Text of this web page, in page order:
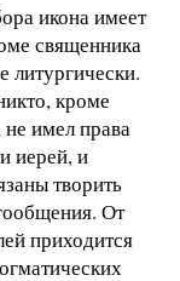
икона имеет
священника
литургически.
кроме
имел права
иерей, и
творить
От
приходится